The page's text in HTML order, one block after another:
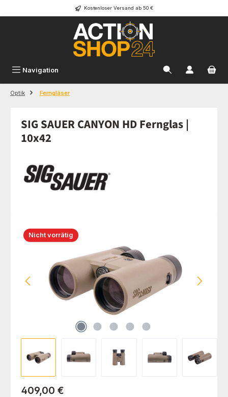
Zum Hauptinhalt springen Kostenloser Versand ab 50 €
Navigation
Optik Ferngläser
SIG SAUER CANYON HD Fernglas |
10x42
Bildergalerie überspringen
Nicht vorrätig
Regulärer Preis:
409,00 €